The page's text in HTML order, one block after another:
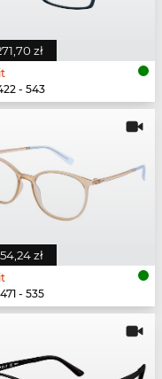
zł
- 543
zł
- 535